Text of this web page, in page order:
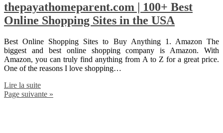
thepayathomeparent.com | 100+ Best
Online Shopping Sites in the USA
Best Online Shopping Sites to Buy Anything 1. Amazon The
biggest and best online shopping company is Amazon. With
Amazon, you can truly find anything from A to Z for a great price.
One of the reasons I love shopping…
Lire la suite
Page suivante »